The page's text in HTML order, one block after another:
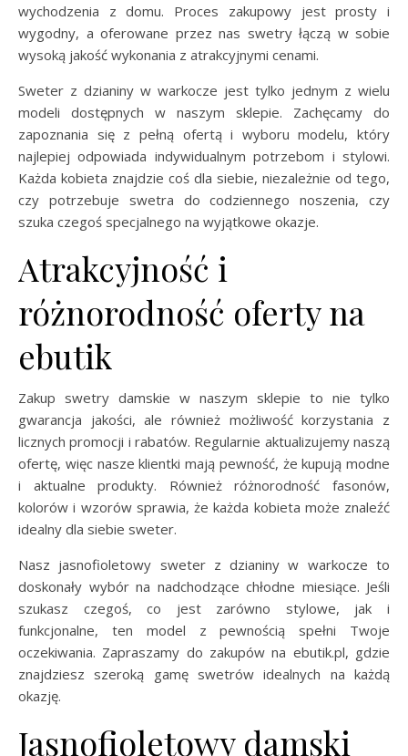
wychodzenia z domu. Proces zakupowy jest prosty i
wygodny, a oferowane przez nas swetry łączą w sobie
wysoką jakość wykonania z atrakcyjnymi cenami.
Sweter z dzianiny w warkocze jest tylko jednym z wielu
modeli dostępnych w naszym sklepie. Zachęcamy do
zapoznania się z pełną ofertą i wyboru modelu, który
najlepiej odpowiada indywidualnym potrzebom i stylowi.
Każda kobieta znajdzie coś dla siebie, niezależnie od tego,
czy potrzebuje swetra do codziennego noszenia, czy
szuka czegoś specjalnego na wyjątkowe okazje.
Atrakcyjność i
różnorodność oferty na
ebutik
Zakup swetry damskie w naszym sklepie to nie tylko
gwarancja jakości, ale również możliwość korzystania z
licznych promocji i rabatów. Regularnie aktualizujemy naszą
ofertę, więc nasze klientki mają pewność, że kupują modne
i aktualne produkty. Również różnorodność fasonów,
kolorów i wzorów sprawia, że każda kobieta może znaleźć
idealny dla siebie sweter.
Nasz jasnofioletowy sweter z dzianiny w warkocze to
doskonały wybór na nadchodzące chłodne miesiące. Jeśli
szukasz czegoś, co jest zarówno stylowe, jak i
funkcjonalne, ten model z pewnością spełni Twoje
oczekiwania. Zapraszamy do zakupów na ebutik.pl, gdzie
znajdziesz szeroką gamę swetrów idealnych na każdą
okazję.
Jasnofioletowy damski